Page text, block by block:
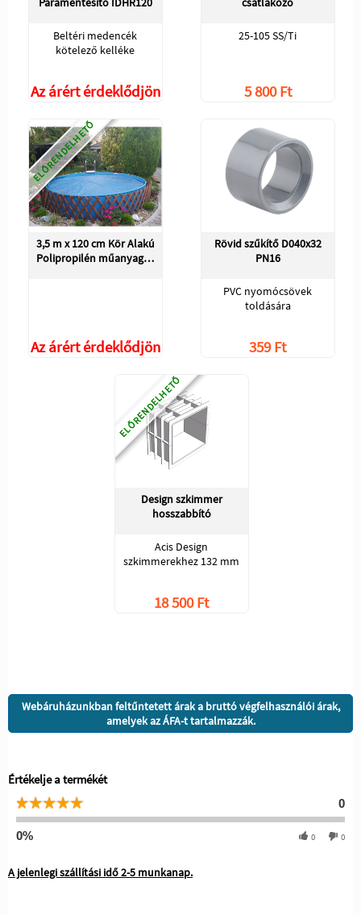
Beltéri medencék
kötelező kelléke
Az árért érdeklődjön
25-105 SS/Ti
5 800 Ft
ELŐRENDELHETŐ
3,5 m x 120 cm Kör Alakú
Polipropilén műanyag…
Az árért érdeklődjön
Rövid szűkítő D040x32
PN16
PVC nyomócsövek
toldására
359 Ft
ELŐRENDELHETŐ
Design szkimmer
hosszabbító
Acis Design
szkimmerekhez 132 mm
18 500 Ft
Webáruházunkban feltűntetett árak a bruttó végfelhasználói árak,
amelyek az ÁFA-t tartalmazzák.
Értékelje a termékét
0
0% 0 0
A jelenlegi szállítási idő 2-5 munkanap.